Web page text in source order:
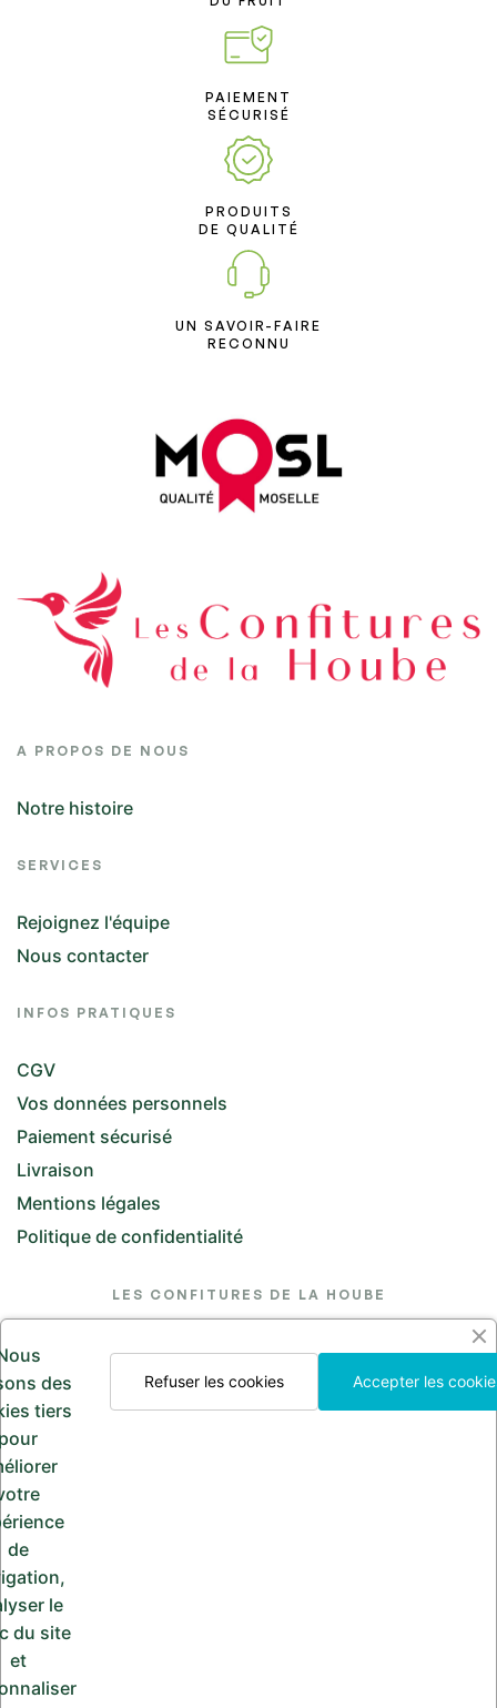
PAIEMENT
SÉCURISÉ
PRODUITS
DE QUALITÉ
UN SAVOIR-FAIRE
RECONNU
A PROPOS DE NOUS
Notre histoire
SERVICES
Rejoignez l'équipe
Nous contacter
INFOS PRATIQUES
CGV
Vos données personnels
Paiement sécurisé
Livraison
Mentions légales
Politique de confidentialité
LES CONFITURES DE LA HOUBE
26 Rue de l'Église, 57370 Saint-Jean-Kourtzerode
lesconfituresdelahoube@hotmail.com
Appelez-nous
03 87 24 30 97
Copyright © 2024
des
tiers
de
le
du site
et
Accepter les
Refuser les cookies